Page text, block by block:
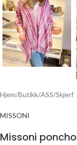
Hjem/Butikk/ASS/Skjerf
MISSONI
Missoni poncho